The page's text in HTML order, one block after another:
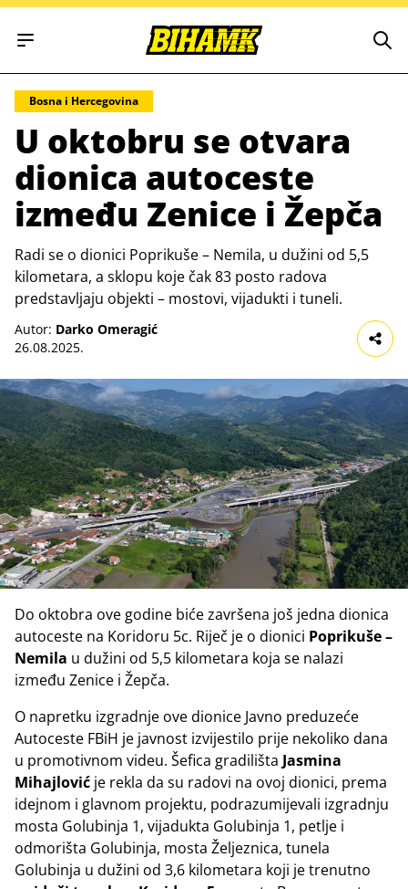
Open main menu
Bosna i Hercegovina
U oktobru se otvara
dionica autoceste
između Zenice i Žepča
Radi se o dionici Poprikuše – Nemila, u dužini od 5,5
kilometara, a sklopu koje čak 83 posto radova
predstavljaju objekti – mostovi, vijadukti i tuneli.
Autor: Darko Omeragić
26.08.2025.
Do oktobra ove godine biće završena još jedna dionica
autoceste na Koridoru 5c. Riječ je o dionici Poprikuše –
Nemila u dužini od 5,5 kilometara koja se nalazi
između Zenice i Žepča.
O napretku izgradnje ove dionice Javno preduzeće
Autoceste FBiH je javnost izvijestilo prije nekoliko dana
u promotivnom videu. Šefica gradilišta Jasmina
Mihajlović je rekla da su radovi na ovoj dionici, prema
idejnom i glavnom projektu, podrazumijevali izgradnju
mosta Golubinja 1, vijadukta Golubinja 1, petlje i
odmorišta Golubinja, mosta Željeznica, tunela
Golubinja u dužini od 3,6 kilometara koji je trenutno